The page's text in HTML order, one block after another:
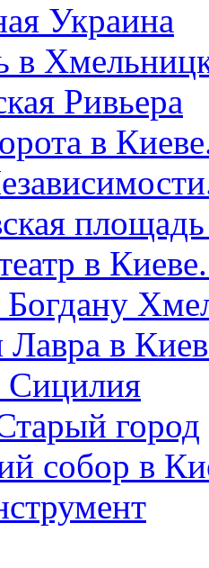
Украина
в
Ривьера
в
в
Лавра в
город
собор в